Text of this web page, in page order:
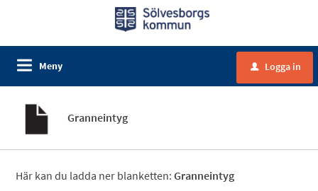
Meny u Logga in
Granneintyg
Här kan du ladda ner blanketten:Granneintyg